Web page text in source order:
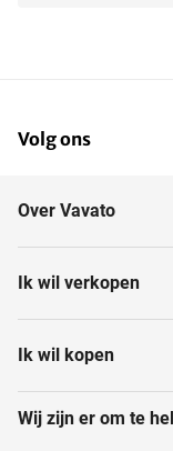
Volg ons
Over Vavato
Ik wil verkopen
Ik wil kopen
Wij zijn er om te